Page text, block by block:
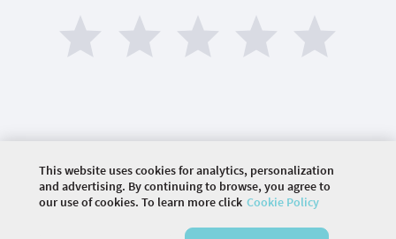
©2026 COMMUNITY COMPANY. ALL RIGHTS
RESERVED.
This website uses cookies for analytics, personalization
and advertising. By continuing to browse, you agree to
our use of cookies. To learn more click Cookie Policy